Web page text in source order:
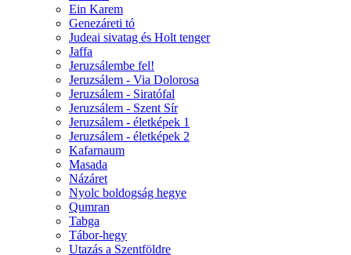
Ein Karem
Genezáreti tó
Judeai sivatag és Holt tenger
Jaffa
Jeruzsálembe fel!
Jeruzsálem - Via Dolorosa
Jeruzsálem - Siratófal
Jeruzsálem - Szent Sír
Jeruzsálem - életképek 1
Jeruzsálem - életképek 2
Kafarnaum
Masada
Názáret
Nyolc boldogság hegye
Qumran
Tabga
Tábor-hegy
Utazás a Szentföldre